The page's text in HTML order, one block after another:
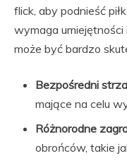
flick, aby podnieść
wymaga
może być bardzo
Bezpośredni
mające na celu
Różnorodne
obrońców, takie